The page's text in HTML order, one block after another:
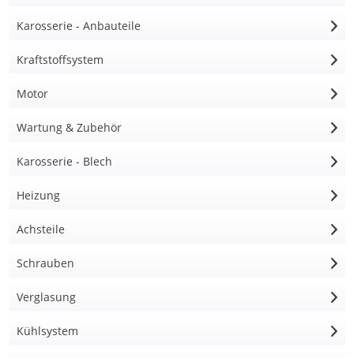
Karosserie - Anbauteile
Kraftstoffsystem
Motor
Wartung & Zubehör
Karosserie - Blech
Heizung
Achsteile
Schrauben
Verglasung
Kühlsystem